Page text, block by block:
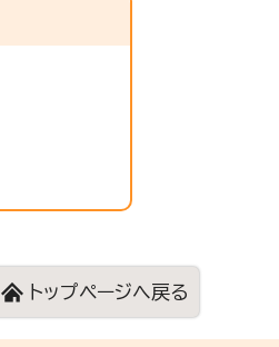
トップページへ戻る